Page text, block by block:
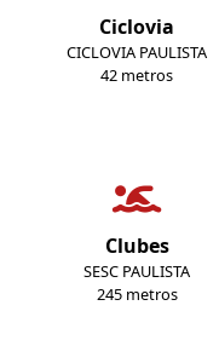
Ciclovia
CICLOVIA PAULISTA
42 metros
Clubes
SESC PAULISTA
245 metros